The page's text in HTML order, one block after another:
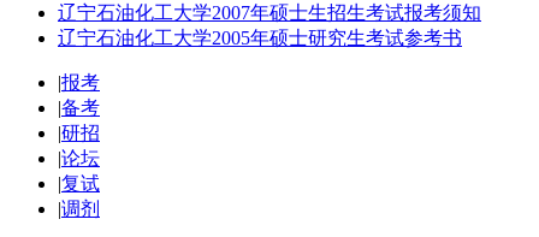
辽宁石油化工大学2007年硕士生招生考试报考须知
辽宁石油化工大学2005年硕士研究生考试参考书
|报考
|备考
|研招
|论坛
|复试
|调剂